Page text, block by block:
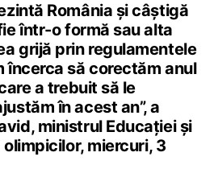
România și câștigă
într-o formă sau alta
grijă prin regulamentele
încerca să corectăm anul
a trebuit să le
în acest an”, a
ministrul Educației și
miercuri, 3